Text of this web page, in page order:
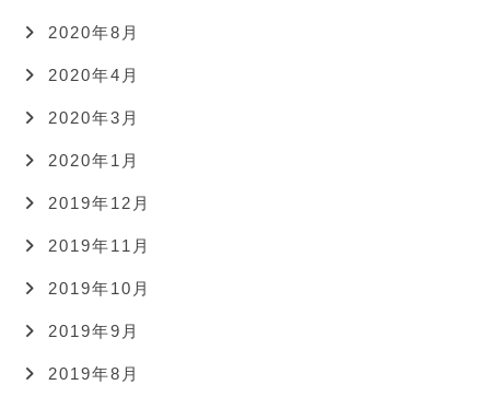
2020年8月
2020年4月
2020年3月
2020年1月
2019年12月
2019年11月
2019年10月
2019年9月
2019年8月